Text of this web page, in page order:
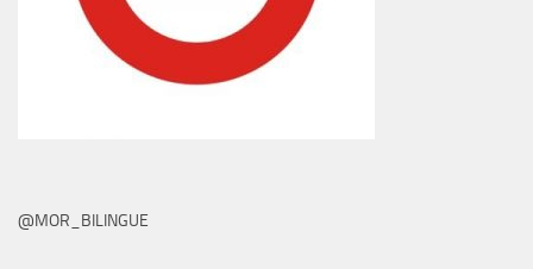
@MOR_BILINGUE